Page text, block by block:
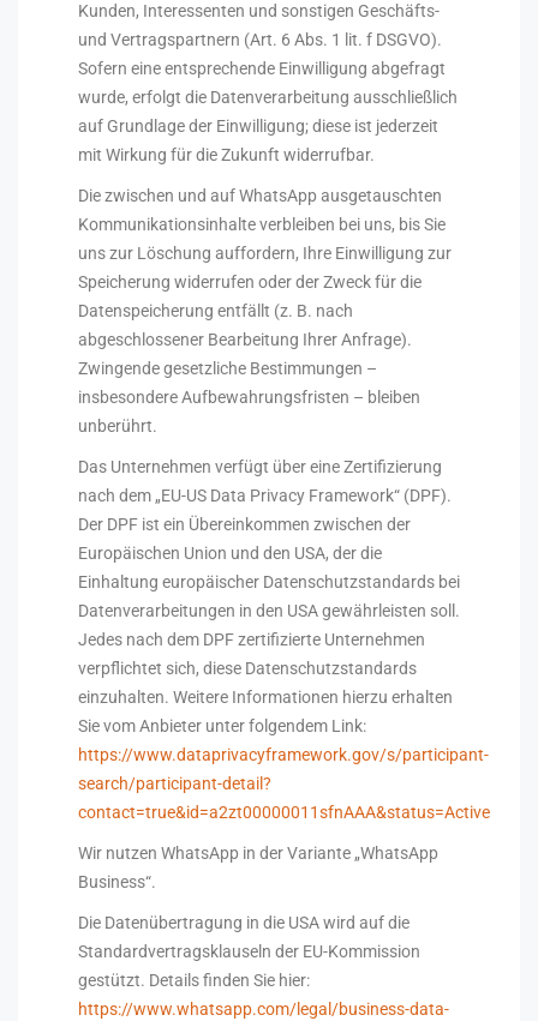
Kunden, Interessenten und sonstigen Geschäfts-
und Vertragspartnern (Art. 6 Abs. 1 lit. f DSGVO).
Sofern eine entsprechende Einwilligung abgefragt
wurde, erfolgt die Datenverarbeitung ausschließlich
auf Grundlage der Einwilligung; diese ist jederzeit
mit Wirkung für die Zukunft widerrufbar.
Die zwischen und auf WhatsApp ausgetauschten
Kommunikationsinhalte verbleiben bei uns, bis Sie
uns zur Löschung auffordern, Ihre Einwilligung zur
Speicherung widerrufen oder der Zweck für die
Datenspeicherung entfällt (z. B. nach
abgeschlossener Bearbeitung Ihrer Anfrage).
Zwingende gesetzliche Bestimmungen –
insbesondere Aufbewahrungsfristen – bleiben
unberührt.
Das Unternehmen verfügt über eine Zertifizierung
nach dem „EU-US Data Privacy Framework“ (DPF).
Der DPF ist ein Übereinkommen zwischen der
Europäischen Union und den USA, der die
Einhaltung europäischer Datenschutzstandards bei
Datenverarbeitungen in den USA gewährleisten soll.
Jedes nach dem DPF zertifizierte Unternehmen
verpflichtet sich, diese Datenschutzstandards
einzuhalten. Weitere Informationen hierzu erhalten
Sie vom Anbieter unter folgendem Link:
https://www.dataprivacyframework.gov/s/participant-
search/participant-detail?
contact=true&id=a2zt00000011sfnAAA&status=Active
Wir nutzen WhatsApp in der Variante „WhatsApp
Business“.
Die Datenübertragung in die USA wird auf die
Standardvertragsklauseln der EU-Kommission
gestützt. Details finden Sie hier:
https://www.whatsapp.com/legal/business-data-